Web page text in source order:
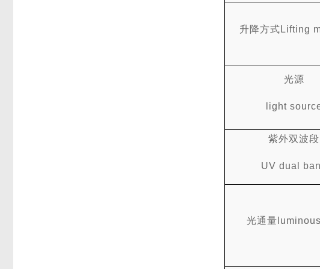
升降方式 Lifting
光源
light
紫外双波段
UV dual
光通量